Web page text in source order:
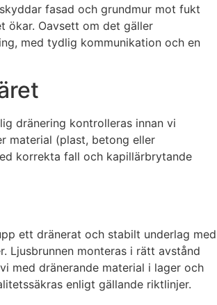
fasad och grundmur mot fukt
ökar. Oavsett om det gäller
med tydlig kommunikation och en
dränering kontrolleras innan vi
material (plast, betong eller
korrekta fall och kapillärbrytande
ett dränerat och stabilt underlag med
monteras i rätt avstånd
med dränerande material i lager och
enligt gällande riktlinjer.